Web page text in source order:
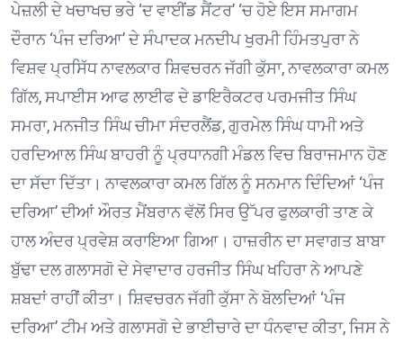
ਪੇਜ਼ਲੀ ਦੇ ਖਚਾਖਚ ਭਰੇ ‘ਦ ਵਾਈਂਡ ਸੈਂਟਰ’ ‘ਚ ਹੋਏ ਇਸ ਸਮਾਗਮ
ਦੌਰਾਨ ‘ਪੰਜ ਦਰਿਆ’ ਦੇ ਸੰਪਾਦਕ ਮਨਦੀਪ ਖੁਰਮੀ ਹਿੰਮਤਪੁਰਾ ਨੇ
ਵਿਸ਼ਵ ਪ੍ਰਸਿੱਧ ਨਾਵਲਕਾਰ ਸ਼ਿਵਚਰਨ ਜੱਗੀ ਕੁੱਸਾ, ਨਾਵਲਕਾਰਾ ਕਮਲ
ਗਿੱਲ, ਸਪਾਈਸ ਆਫ ਲਾਈਫ ਦੇ ਡਾਇਰੈਕਟਰ ਪਰਮਜੀਤ ਸਿੰਘ
ਸਮਰਾ, ਮਨਜੀਤ ਸਿੰਘ ਚੀਮਾ ਸੰਦਰਲੈਂਡ, ਗੁਰਮੇਲ ਸਿੰਘ ਧਾਮੀ ਅਤੇ
ਹਰਦਿਆਲ ਸਿੰਘ ਬਾਹਰੀ ਨੂੰ ਪ੍ਰਧਾਨਗੀ ਮੰਡਲ ਵਿਚ ਬਿਰਾਜਮਾਨ ਹੋਣ
ਦਾ ਸੱਦਾ ਦਿੱਤਾ। ਨਾਵਲਕਾਰਾ ਕਮਲ ਗਿੱਲ ਨੂੰ ਸਨਮਾਨ ਦਿੰਦਿਆਂ ‘ਪੰਜ
ਦਰਿਆ’ ਦੀਆਂ ਔਰਤ ਮੈਂਬਰਾਨ ਵੱਲੋਂ ਸਿਰ ਉੱਪਰ ਫੁਲਕਾਰੀ ਤਾਣ ਕੇ
ਹਾਲ ਅੰਦਰ ਪ੍ਰਵੇਸ਼ ਕਰਾਇਆ ਗਿਆ। ਹਾਜ਼ਰੀਨ ਦਾ ਸਵਾਗਤ ਬਾਬਾ
ਬੁੱਢਾ ਦਲ ਗਲਾਸਗੋ ਦੇ ਸੇਵਾਦਾਰ ਹਰਜੀਤ ਸਿੰਘ ਖਹਿਰਾ ਨੇ ਆਪਣੇ
ਸ਼ਬਦਾਂ ਰਾਹੀਂ ਕੀਤਾ। ਸ਼ਿਵਚਰਨ ਜੱਗੀ ਕੁੱਸਾ ਨੇ ਬੋਲਦਿਆਂ ‘ਪੰਜ
ਦਰਿਆ’ ਟੀਮ ਅਤੇ ਗਲਾਸਗੋ ਦੇ ਭਾਈਚਾਰੇ ਦਾ ਧੰਨਵਾਦ ਕੀਤਾ, ਜਿਸ ਨੇ